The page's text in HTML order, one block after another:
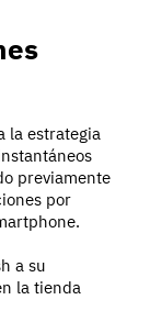
la estrategia
previamente
por
a su
la tienda